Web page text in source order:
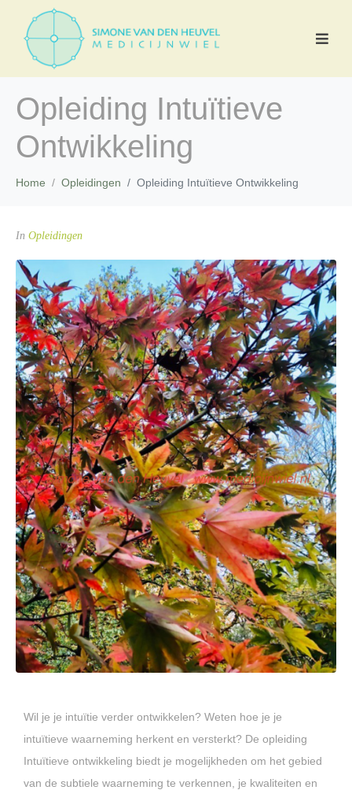
Opleiding Intuïtieve
Ontwikkeling
Home Opleidingen Opleiding Intuïtieve Ontwikkeling
In Opleidingen
Wil je je intuïtie verder ontwikkelen? Weten hoe je je
intuïtieve waarneming herkent en versterkt? De opleiding
Intuïtieve ontwikkeling biedt je mogelijkheden om het gebied
van de subtiele waarneming te verkennen, je kwaliteiten en